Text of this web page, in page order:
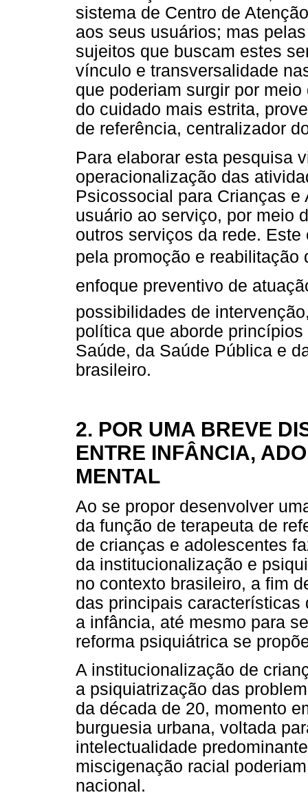
sistema de Centro de
aos seus usuários; mas
sujeitos que buscam estes
vínculo e transversalidade
que poderiam surgir por
do cuidado mais estrita,
de referência, centralizador
Para elaborar esta pesquisa
operacionalização das
Psicossocial para Crianças
usuário ao serviço, por meio
outros serviços da rede.
pela promoção e reabilitação
enfoque preventivo de
possibilidades de
política que aborde
Saúde, da Saúde Pública e
brasileiro.
2. POR UMA BREVE
ENTRE INFÂNCIA,
MENTAL
Ao se propor desenvolver
da função de terapeuta de
de crianças e adolescentes
da institucionalização e
no contexto brasileiro, a fim
das principais
a infância, até mesmo para
reforma psiquiátrica se
A institucionalização de
a psiquiatrização das
da década de 20, momento
burguesia urbana, voltada
intelectualidade
miscigenação racial
nacional.